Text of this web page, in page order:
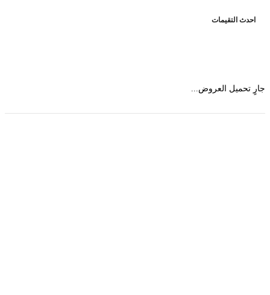
التقيمات
تحميل العروض...